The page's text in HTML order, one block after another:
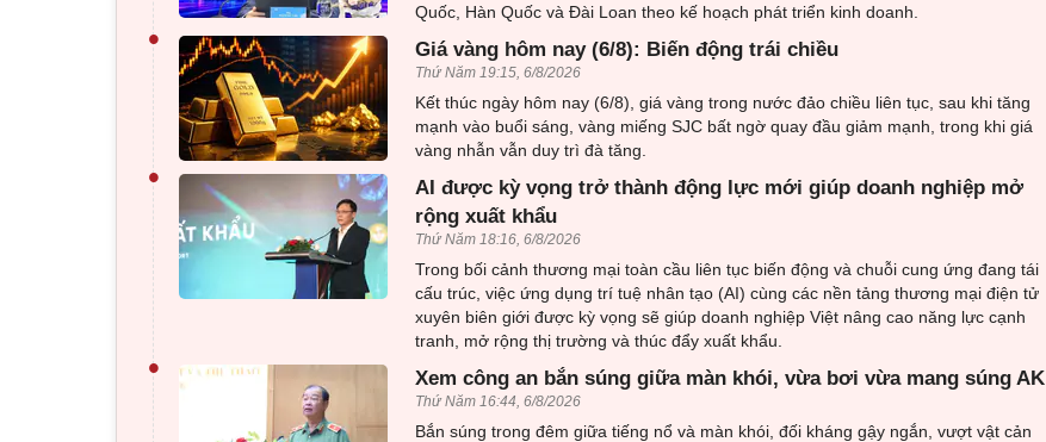
Quốc, Hàn Quốc và Đài Loan theo kế hoạch phát triển kinh doanh.
• Giá vàng hôm nay (6/8): Biến động trái chiều
Thứ Năm 19:15, 6/8/2026
Kết thúc ngày hôm nay (6/8), giá vàng trong nước đảo chiều liên tục, sau khi tăng
mạnh vào buổi sáng, vàng miếng SJC bất ngờ quay đầu giảm mạnh, trong khi giá
vàng nhẫn vẫn duy trì đà tăng.
•
AI được kỳ vọng trở thành động lực mới giúp doanh nghiệp mở
rộng xuất khẩu
Thứ Năm 18:16, 6/8/2026
Trong bối cảnh thương mại toàn cầu liên tục biến động và chuỗi cung ứng đang tái
cấu trúc, việc ứng dụng trí tuệ nhân tạo (AI) cùng các nền tảng thương mại điện tử
xuyên biên giới được kỳ vọng sẽ giúp doanh nghiệp Việt nâng cao năng lực cạnh
tranh, mở rộng thị trường và thúc đẩy xuất khẩu.
• Xem công an bắn súng giữa màn khói, vừa bơi vừa mang súng AK
Thứ Năm 16:44, 6/8/2026
Bắn súng trong đêm giữa tiếng nổ và màn khói, đối kháng gậy ngắn, vượt vật cản